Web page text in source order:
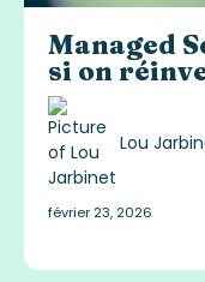
Managed
si on
Lou
février 23, 2026